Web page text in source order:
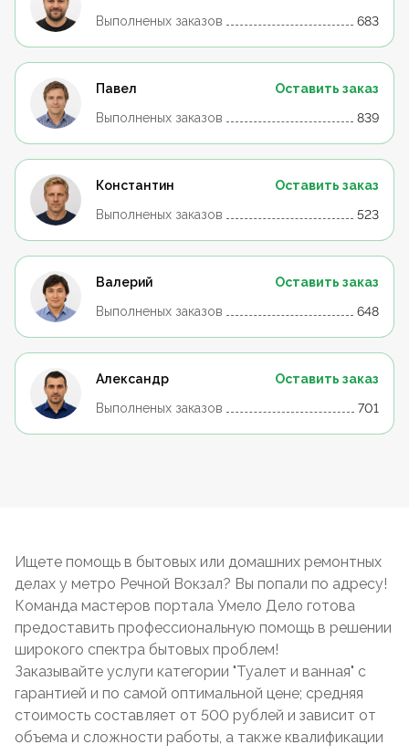
Выполненых заказов
683
Павел
Оставить заказ
Выполненых заказов
839
Константин
Оставить заказ
Выполненых заказов
523
Валерий
Оставить заказ
Выполненых заказов
648
Александр
Оставить заказ
Выполненых заказов
701
Ищете помощь в бытовых или домашних ремонтных
делах у метро Речной Вокзал? Вы попали по адресу!
Команда мастеров портала Умело Дело готова
предоставить профессиональную помощь в решении
широкого спектра бытовых проблем!
Заказывайте услуги категории "Туалет и ванная" с
гарантией и по самой оптимальной цене; средняя
стоимость составляет от 500 рублей и зависит от
объема и сложности работы, а также квалификации